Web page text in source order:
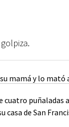
cuatro
casa de San